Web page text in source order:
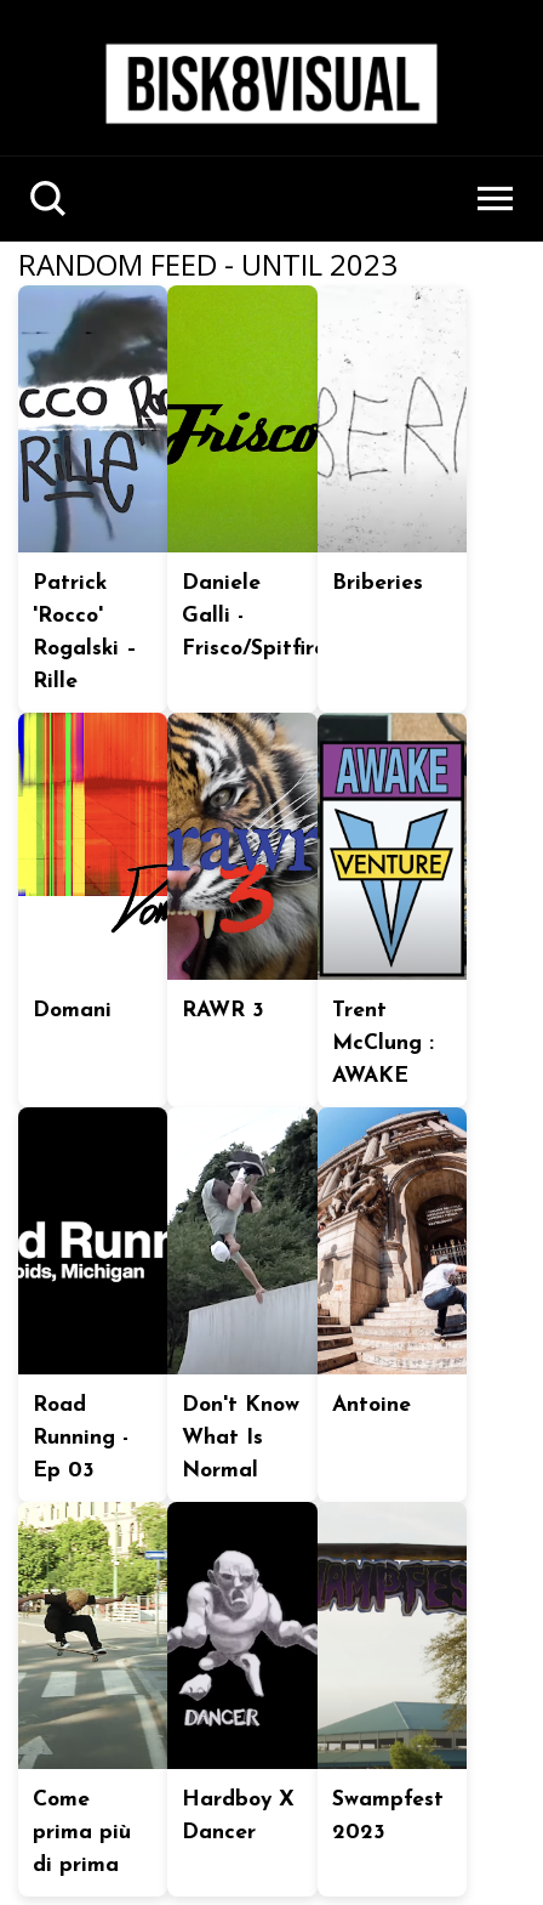
RANDOM FEED - UNTIL 2023
Patrick
'Rocco'
Rogalski –
Rille
Daniele
Galli -
Frisco/Spitfire
Briberies
Domani RAWR 3
Trent
McClung :
AWAKE
Road
Running -
Ep 03
Don't Know
What Is
Normal
Antoine
Come
prima più
di prima
Hardboy X
Dancer
Swampfest
2023